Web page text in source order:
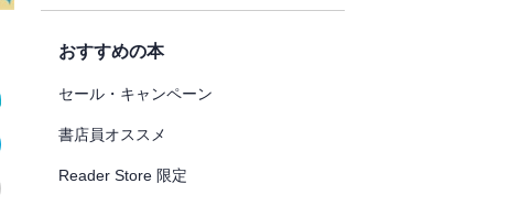
おすすめの本
セール・キャンペーン
書店員オススメ
Reader Store 限定